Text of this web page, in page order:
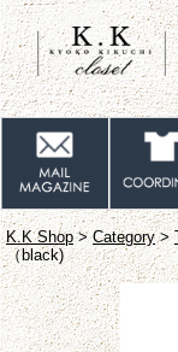
K.K Shop>Category>
（black)